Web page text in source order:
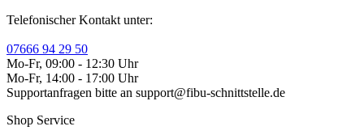
Telefonischer Kontakt unter:
07666 94 29 50
Mo-Fr, 09:00 - 12:30 Uhr
Mo-Fr, 14:00 - 17:00 Uhr
Supportanfragen bitte an support@fibu-schnittstelle.de
Shop Service